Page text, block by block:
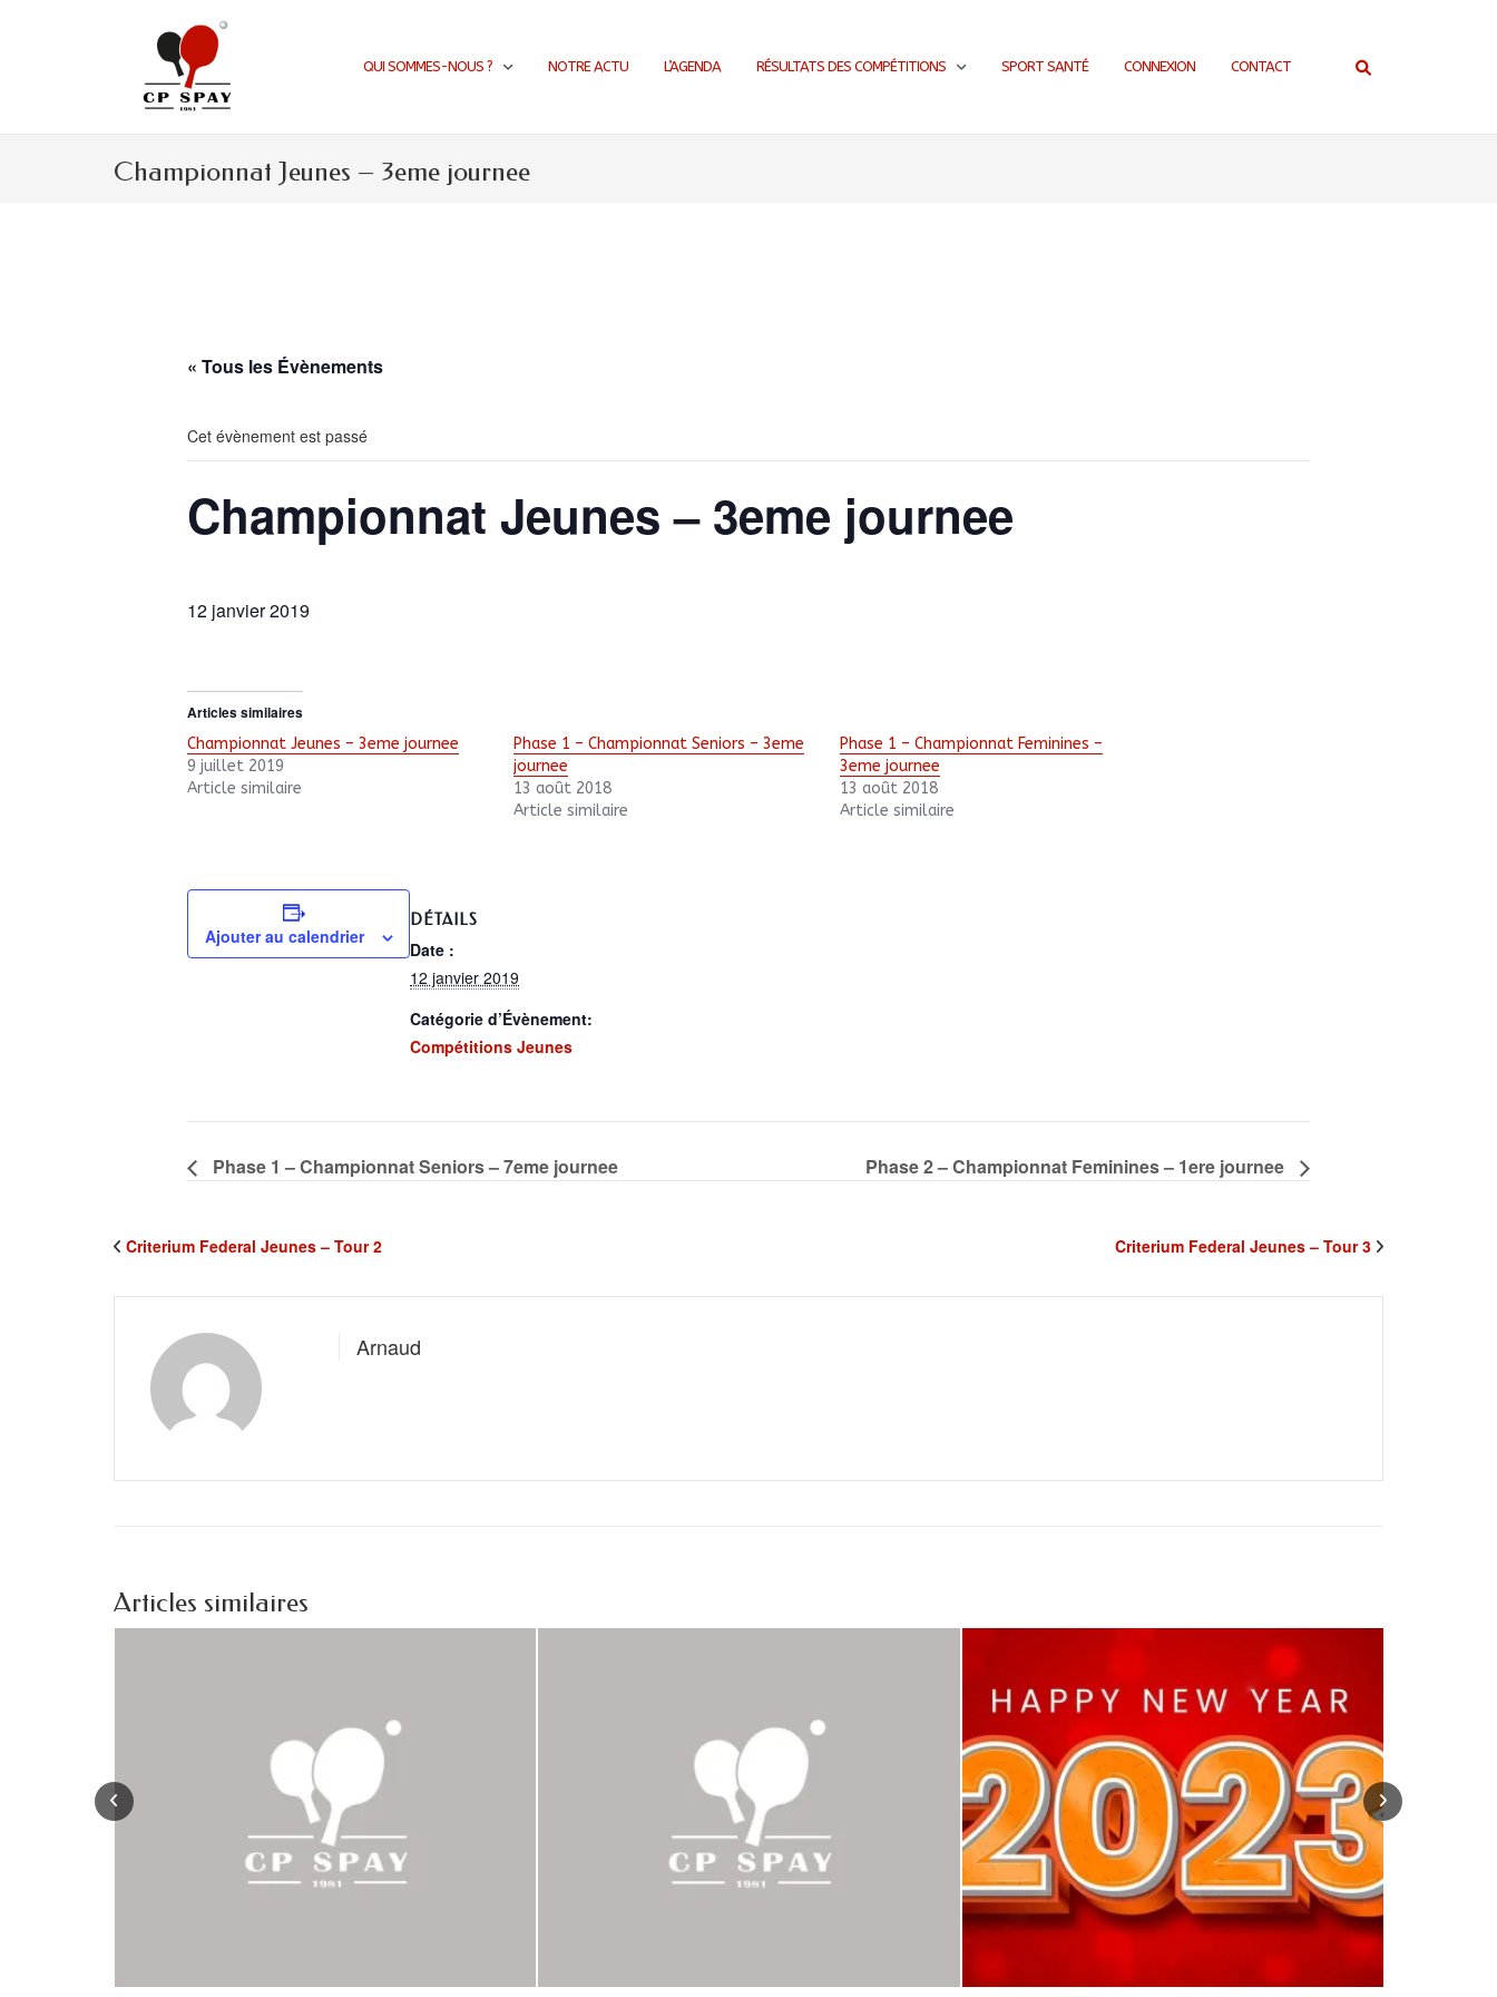
QUI SOMMES-NOUS ? NOTRE ACTU L’AGENDA RÉSULTATS DES COMPÉTITIONS SPORT SANTÉ CONNEXION CONTACT
Championnat Jeunes – 3eme journee
« Tous les Évènements
Cet évènement est passé
Championnat Jeunes – 3eme journee
12 janvier 2019
Articles similaires
Championnat Jeunes – 3eme journee
9 juillet 2019
Article similaire
Phase 1 – Championnat Seniors – 3eme
journee
13 août 2018
Article similaire
Phase 1 – Championnat Feminines –
3eme journee
13 août 2018
Article similaire
Ajouter au calendrier
DÉTAILS
Date :
12 janvier 2019
Catégorie d’Évènement:
Compétitions Jeunes
Phase 1 – Championnat Seniors – 7eme journee Phase 2 – Championnat Feminines – 1ere journee
Criterium Federal Jeunes – Tour 2 Criterium Federal Jeunes – Tour 3
Arnaud
Articles similaires